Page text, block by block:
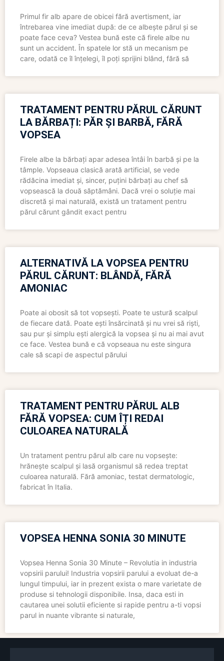
Primul fir alb apare de obicei fără avertisment, iar
întrebarea vine imediat după: de ce albește părul și se
poate face ceva? Vestea bună este că firele albe nu
sunt un accident. În spatele lor stă un mecanism pe
care, odată ce îl înțelegi, îl poți sprijini blând, fără să
TRATAMENT PENTRU PĂRUL CĂRUNT
LA BĂRBAȚI: PĂR ȘI BARBĂ, FĂRĂ
VOPSEA
Firele albe la bărbați apar adesea întâi în barbă și pe la
tâmple. Vopseaua clasică arată artificial, se vede
rădăcina imediat și, sincer, puțini bărbați au chef să
vopsească la două săptămâni. Dacă vrei o soluție mai
discretă și mai naturală, există un tratament pentru
părul cărunt gândit exact pentru
ALTERNATIVĂ LA VOPSEA PENTRU
PĂRUL CĂRUNT: BLÂNDĂ, FĂRĂ
AMONIAC
Poate ai obosit să tot vopsești. Poate te ustură scalpul
de fiecare dată. Poate ești însărcinată și nu vrei să riști,
sau pur și simplu ești alergică la vopsea și nu ai mai avut
ce face. Vestea bună e că vopseaua nu este singura
cale să scapi de aspectul părului
TRATAMENT PENTRU PĂRUL ALB
FĂRĂ VOPSEA: CUM ÎȚI REDAI
CULOAREA NATURALĂ
Un tratament pentru părul alb care nu vopsește:
hrănește scalpul și lasă organismul să redea treptat
culoarea naturală. Fără amoniac, testat dermatologic,
fabricat în Italia.
VOPSEA HENNA SONIA 30 MINUTE
Vopsea Henna Sonia 30 Minute – Revolutia in industria
vopsirii parului! Industria vopsirii parului a evoluat de-a
lungul timpului, iar in prezent exista o mare varietate de
produse si tehnologii disponibile. Insa, daca esti in
cautarea unei solutii eficiente si rapide pentru a-ti vopsi
parul in nuante vibrante si naturale,